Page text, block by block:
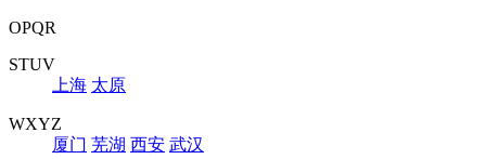
OPQR
STUV
上海 太原
WXYZ
厦门 芜湖 西安 武汉